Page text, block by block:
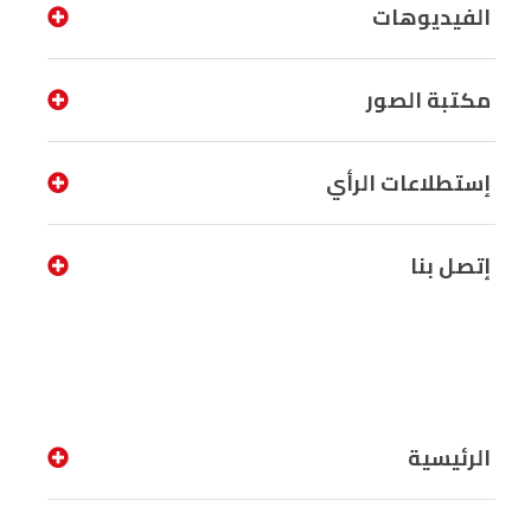
الفيديوهات
مكتبة الصور
إستطلاعات الرأي
إتصل بنا
الرئيسية